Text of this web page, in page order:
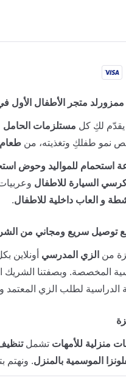
متجر الأطفال الأول في
يقدّم لكِ كل مستلزمات الحامل
نمو طفلكِ وتغذيته، من
استحمام للمواليد وحوض
السيارة للاطفال
و العاب داخلية للاطفال.
توصيل سريع ومجاني من
من الزي المدرسي أونلاين
المخصصة. وبصفتنا
الدراسية لطلب الزي
منزلية للأمهات تشمل
الموسمية بالمنزل. ونهتم